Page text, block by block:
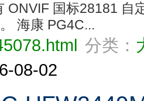
ONVIF 国标28181 自
海康 PG4C...
分类：
08-02